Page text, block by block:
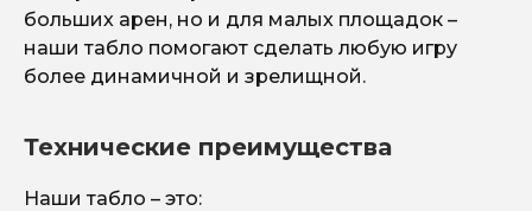
больших арен, но и для малых площадок –
наши табло помогают сделать любую игру
более динамичной и зрелищной.
Технические преимущества
Наши табло – это: